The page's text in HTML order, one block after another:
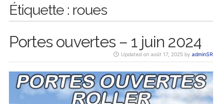
Étiquette : roues
Portes ouvertes – 1 juin 2024
Updated on août 17, 2025 byadminSR